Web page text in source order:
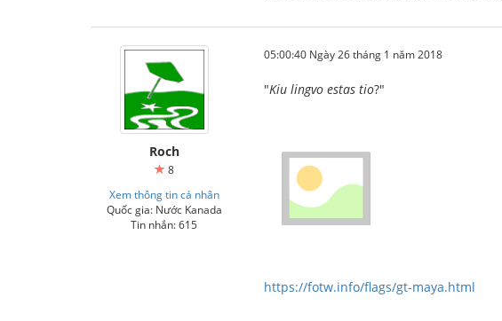
Roch
8
Xem thông tin cá nhân
Quốc gia: Nước Kanada
Tin nhắn: 615
05:00:40 Ngày 26 tháng 1 năm 2018
"Kiu lingvo estas tio?"
https://fotw.info/flags/gt-maya.html